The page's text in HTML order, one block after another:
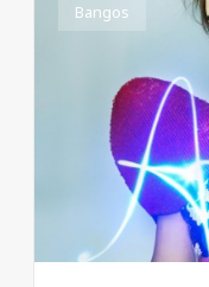
Bangos